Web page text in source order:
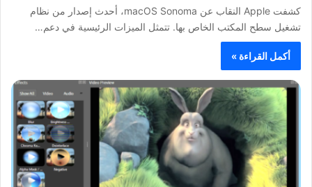
كشفت Apple النقاب عن macOS Sonoma، أحدث إصدار من نظام
تشغيل سطح المكتب الخاص بها. تتمثل الميزات الرئيسية في دعم…
أكمل القراءة »